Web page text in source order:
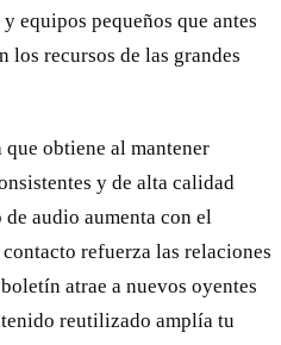
equipos pequeños que antes
los recursos de las grandes
obtiene al mantener
y de alta calidad
audio aumenta con el
refuerza las relaciones
atrae a nuevos oyentes
reutilizado amplía tu